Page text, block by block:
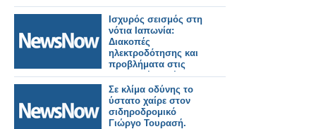
Ισχυρός σεισμός στη
νότια Ιαπωνία:
Διακοπές
ηλεκτροδότησης και
προβλήματα στις
μεταφορές. Τρένο
εκτροχιάστηκε.
Σε κλίμα οδύνης το
ύστατο χαίρε στον
σιδηροδρομικό
Γιώργο Τουρασή.